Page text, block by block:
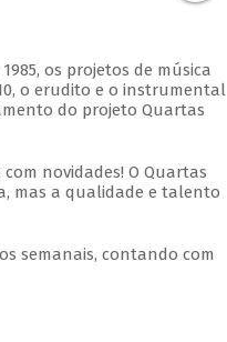
os projetos de música
o erudito e o instrumental
do projeto Quartas
novidades! O Quartas
mas a qualidade e talento
semanais, contando com